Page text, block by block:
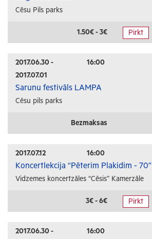
Konferences
Kursi un semināri
Radošās darbnīcas
Lekcijas
Interešu pasākumi
Ģimenēm ar bērniem
Cēsu Pils parks
1.50€ - 3€ Pirkt
2017.06.30 -
2017.07.01
16:00
Sarunu festivāls LAMPA
Cēsu pils parks
Bezmaksas
2017.07.12 16:00
Koncertlekcija “Pēterim Plakidim - 70”
Vidzemes koncertzāles “Cēsis” Kamerzāle
3€ - 6€ Pirkt
2017.06.30 -
16:00